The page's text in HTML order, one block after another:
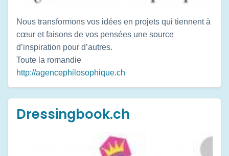
Nous transformons vos idées en projets qui tiennent à
cœur et faisons de vos pensées une source
d’inspiration pour d’autres.
Toute la romandie
http://agencephilosophique.ch
Dressingbook.ch